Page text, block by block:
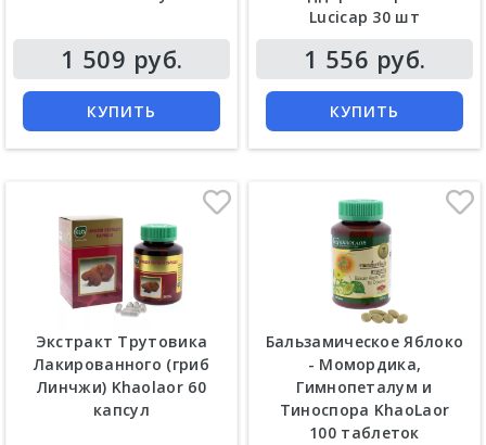
1 509 руб.
КУПИТЬ
Lucicap 30 шт
1 556 руб.
КУПИТЬ
Экстракт Трутовика
Лакированного (гриб
Линчжи) Khaolaor 60
капсул
Бальзамическое Яблоко
- Момордика,
Гимнопеталум и
Тиноспора KhaoLaor
100 таблеток